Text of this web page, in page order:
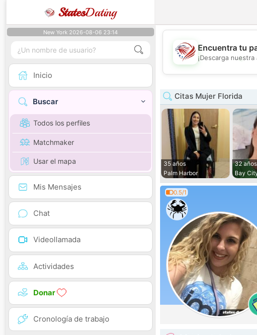
StatesDating
New York 2026-08-06 23:14
Inicio
Buscar
Todos los perfiles
Matchmaker
Usar el mapa
Mis Mensajes
Chat
Videollamada
Actividades
Donar
Cronología de trabajo
💖
Encuentra tu
¡Descarga
Citas Mujer Florida
35 años
Palm Harbor
32 años
Bay
0.5/1